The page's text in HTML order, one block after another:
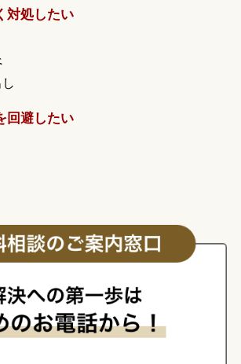
対処したい
回避したい